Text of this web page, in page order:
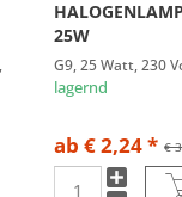
25W
G9, 25 Watt, 230
lagernd
€
ab € 2,24 *